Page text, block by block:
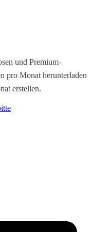
und Premium-
pro Monat herunterladen
erstellen.